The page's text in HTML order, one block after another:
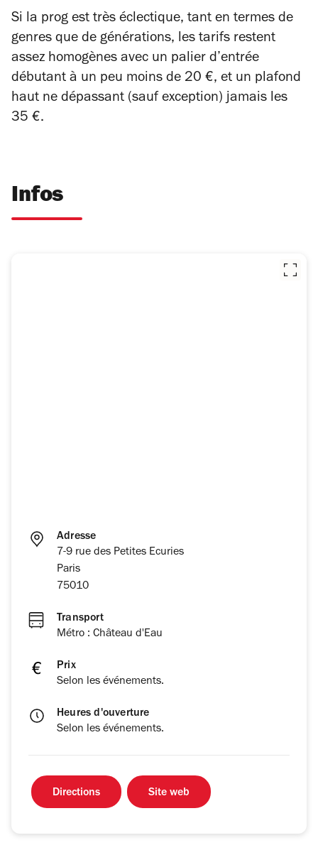
Si la prog est très éclectique, tant en termes de
genres que de générations, les tarifs restent
assez homogènes avec un palier d’entrée
débutant à un peu moins de 20 €, et un plafond
haut ne dépassant (sauf exception) jamais les
35 €.
Infos
Adresse
7-9 rue des Petites Ecuries
Paris
75010
Transport
Métro : Château d'Eau
Prix
Selon les événements.
Heures d'ouverture
Selon les événements.
Directions Site web